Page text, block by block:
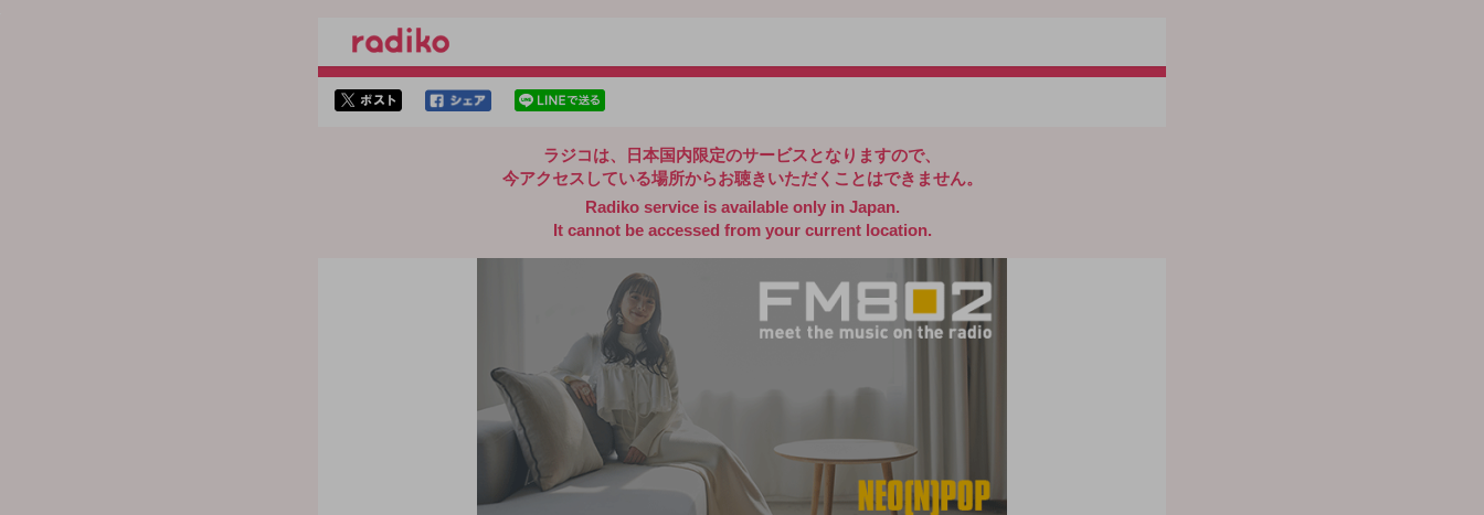
ラジコは、日本国内限定のサービスとなりますので、
今アクセスしている場所からお聴きいただくことはできません。
Radiko service is available only in Japan.
It cannot be accessed from your current location.